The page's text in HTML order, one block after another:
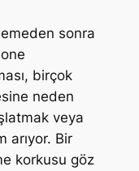
sonra
birçok
neden
veya
arıyor. Bir
korkusu göz